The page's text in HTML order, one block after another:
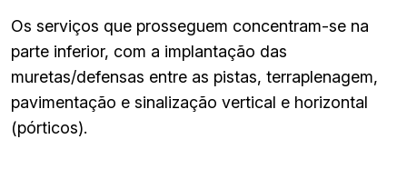
Os serviços que prosseguem concentram-se na
parte inferior, com a implantação das
muretas/defensas entre as pistas, terraplenagem,
pavimentação e sinalização vertical e horizontal
(pórticos).